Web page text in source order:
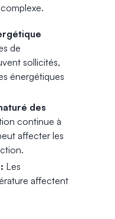
de
sollicités,
énergétiques
des
continue à
affecter les
Les
affectent